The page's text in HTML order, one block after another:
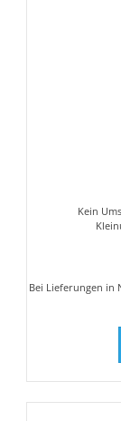
Kein
Bei Lieferungen in